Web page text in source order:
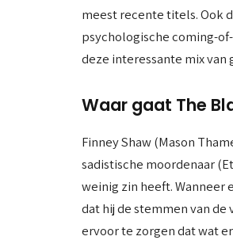
meest recente titels. Ook
psychologische coming-
deze interessante mix van
Waar gaat The
Finney Shaw (Mason
sadistische moordenaar
weinig zin heeft.
dat hij de stemmen van
ervoor te zorgen dat wat